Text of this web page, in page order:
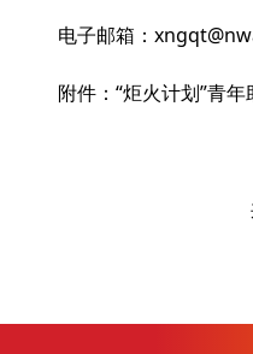
电子邮箱：
附件： “炬火计划”青